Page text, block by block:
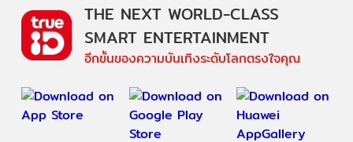
THE NEXT WORLD-CLASS
SMART ENTERTAINMENT
อีกขั้นของความบันเทิงระดับโลกตรงใจคุณ